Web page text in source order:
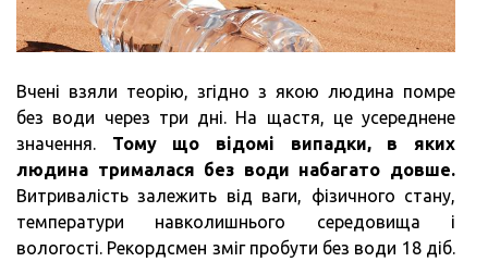
Вчені взяли теорію, згідно з якою людина помре
без води через три дні. На щастя, це усереднене
значення. Тому що відомі випадки, в яких
людина трималася без води набагато довше.
Витривалість залежить від ваги, фізичного стану,
температури навколишнього середовища і
вологості. Рекордсмен зміг пробути без води 18 діб.